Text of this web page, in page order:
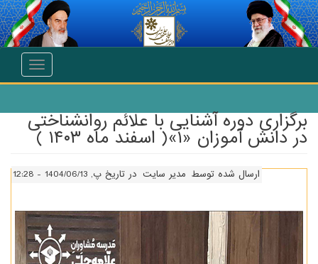
انتقال به محتوای اصلی
Toggle
برگزاری دوره آشنایی با علائم روانشناختی
در دانش آموزان «۱»( اسفند ماه ۱۴۰۳ )
ارسال شده توسط مدیر سایت در تاریخ پ, 1404/06/13 - 12:28